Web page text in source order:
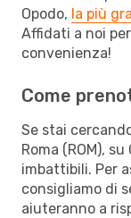
Opodo, la più
Affidati a noi
convenienza!
Come
Se stai
Roma (ROM),
imbattibili. Per
consigliamo di
aiuteranno a